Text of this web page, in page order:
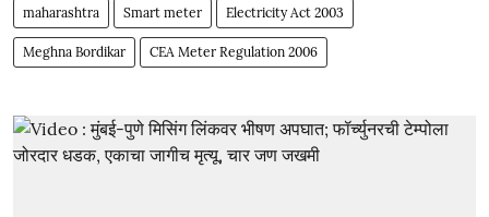
maharashtra Smart meter Electricity Act 2003
Meghna Bordikar CEA Meter Regulation 2006